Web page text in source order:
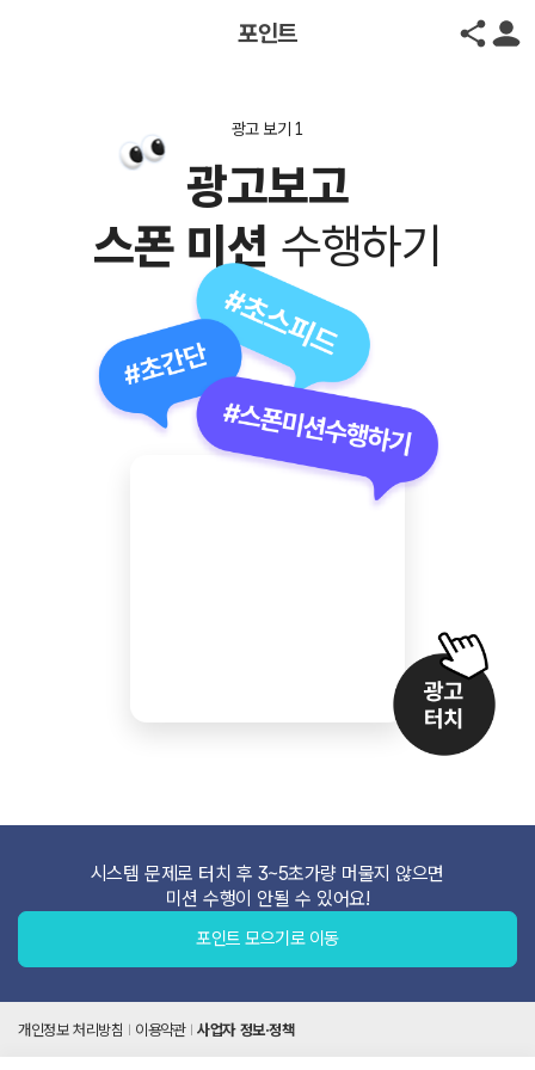
포인트
광고 보기 1
광고보고
스폰 미션 수행하기
시스템 문제로 터치 후 3~5초가량 머물지 않으면
미션 수행이 안될 수 있어요!
포인트 모으기로 이동
개인정보 처리방침 이용약관 사업자 정보·정책